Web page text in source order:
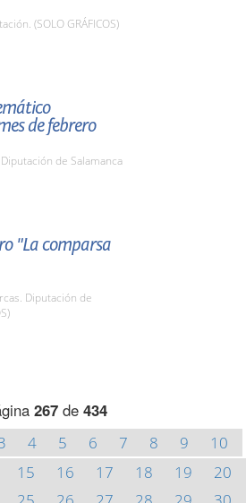
(SOLO GRÁFICOS)
de febrero
de Salamanca
"La comparsa
Diputación de
267de 434
4 5 6 7 8 9
10
15 16 17 18 19
20